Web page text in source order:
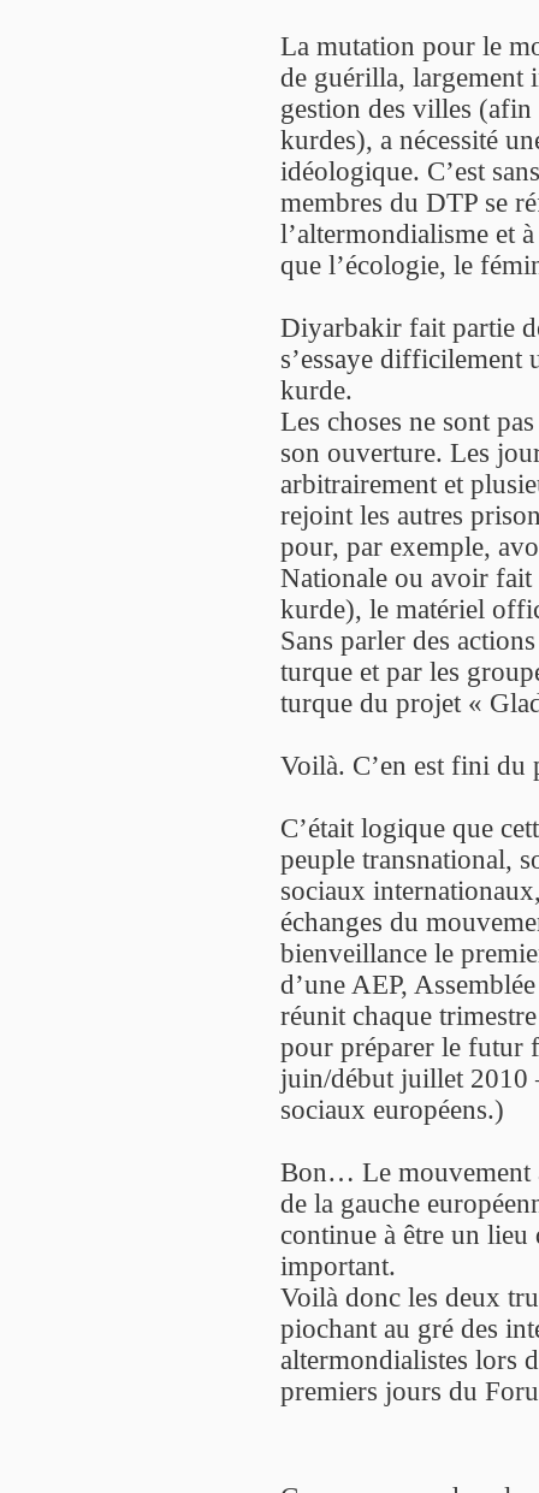
La mutation pour le
de guérilla, largement
gestion des villes (afin
kurdes), a nécessité
idéologique. C’est
membres du DTP se
l’altermondialisme et
que l’écologie, le
Diyarbakir fait partie
s’essaye difficilement
kurde.
Les choses ne sont
son ouverture. Les
arbitrairement et
rejoint les autres
pour, par exemple,
Nationale ou avoir fait
kurde), le matériel
Sans parler des
turque et par les
turque du projet «
Voilà. C’en est fini
C’était logique que
peuple transnational,
sociaux
échanges du
bienveillance le
d’une AEP,
réunit chaque
pour préparer le futur
juin/début juillet 2010
sociaux européens.)
Bon… Le mouvement
de la gauche
continue à être un lieu
important.
Voilà donc les deux
piochant au gré des
altermondialistes lors
premiers jours du